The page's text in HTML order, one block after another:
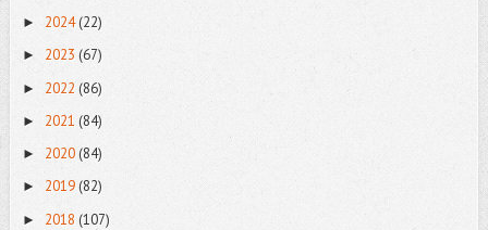
► 2024(22)
► 2023 (67)
► 2022 (86)
► 2021 (84)
► 2020 (84)
► 2019 (82)
► 2018 (107)